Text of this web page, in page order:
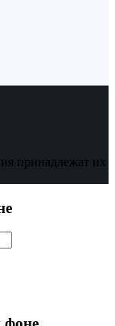
принадлежат их